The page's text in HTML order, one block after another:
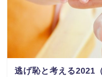
逃げ恥と考える2021